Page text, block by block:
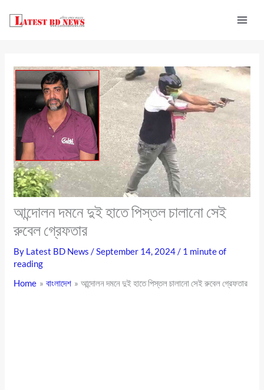
আন্দোলন দমনে দুই হাতে পিস্তল চালানো সেই
রুবেল গ্রেফতার
By Latest BD News/September 14, 2024/ 1 minute of
reading
Home
বাংলাদেশ আন্দোলন দমনে দুই হাতে পিস্তল চালানো সেই রুবেল গ্রেফতার